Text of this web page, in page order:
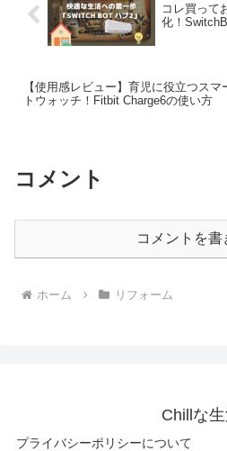
コレ買って
化！
【使用感レビュー】育児に役立つスマ
トウォッチ！Fitbit Charge6の使い方
コメント
コメントを書
ホーム リフォーム
Chillな
プライバシーポリシーについて